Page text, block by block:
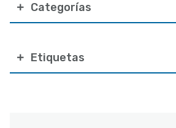
Categorías
Etiquetas